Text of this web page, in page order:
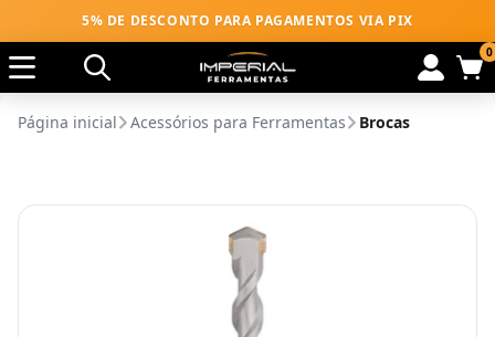
5% DE DESCONTO PARA PAGAMENTOS VIA PIX
0
Página inicial Acessórios para Ferramentas Brocas